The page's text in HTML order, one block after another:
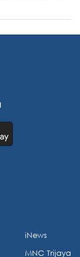
iNews
MNC Trijaya